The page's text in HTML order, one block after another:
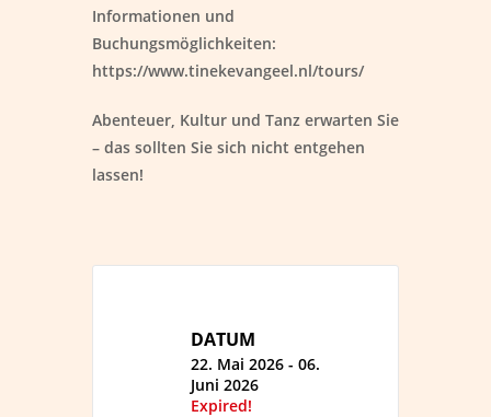
Informationen und
Buchungsmöglichkeiten:
https://www.tinekevangeel.nl/tours/
Abenteuer, Kultur und Tanz erwarten Sie
– das sollten Sie sich nicht entgehen
lassen!
DATUM
22. Mai 2026 - 06.
Juni 2026
Expired!